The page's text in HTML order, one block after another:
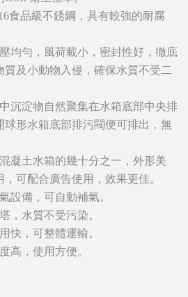
食品級不銹鋼，具有較強的耐腐
均勻，風荷載小，密封性好，徹底
及小動物入侵，確保水質不受二
沉淀物自然聚集在水箱底部中央排
球形水箱底部排污閥便可排出，無
凝土水箱的幾十分之一，外形美
可配合廣告使用，效果更佳。
設備，可自動補氣。
，水質不受污染。
快，可整體運輸。
高，使用方便。